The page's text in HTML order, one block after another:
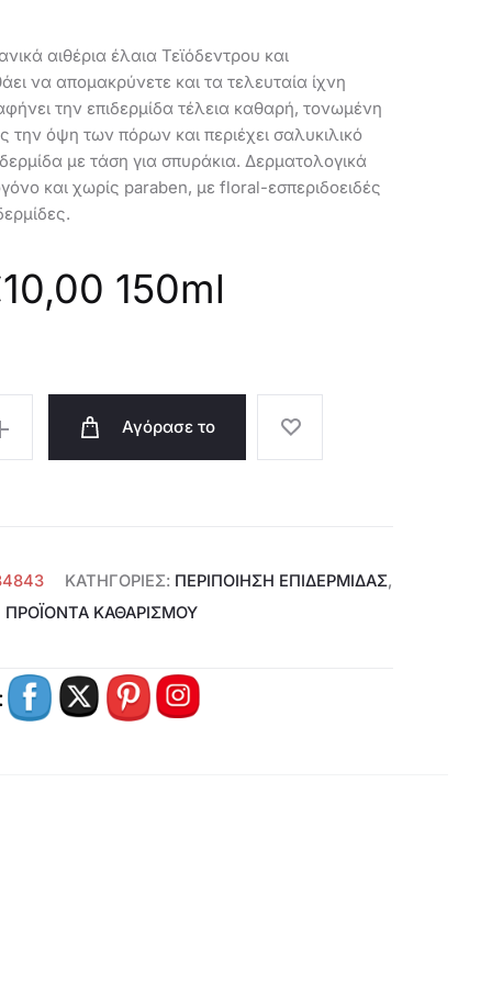
αιθέρια έλαια Τεϊόδεντρου και
να απομακρύνετε και τα τελευταία ίχνη
την επιδερμίδα τέλεια καθαρή, τονωμένη
την όψη των πόρων και περιέχει σαλυκιλικό
με τάση για σπυράκια. Δερματολογικά
και χωρίς paraben, με floral-εσπεριδοειδές
10,00 150ml
Αγόρασε το
ΚΑΤΗΓΟΡΊΕΣ: ΠΕΡΙΠΟΙΗΣΗ ΕΠΙΔΕΡΜΙΔΑΣ,
ΠΡΟΪΌΝΤΑ ΚΑΘΑΡΙΣΜΟΎ